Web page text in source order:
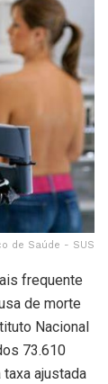
de Saúde - SUS
frequente
de morte
Nacional
73.610
ajustada